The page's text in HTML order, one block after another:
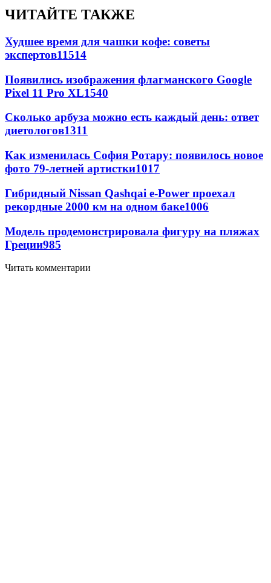
ЧИТАЙТЕ ТАКЖЕ
Худшее время для чашки кофе: советы
экспертов11514
Появились изображения флагманского Google
Pixel 11 Pro XL1540
Сколько арбуза можно есть каждый день: ответ
диетологов1311
Как изменилась София Ротару: появилось новое
фото 79-летней артистки1017
Гибридный Nissan Qashqai e-Power проехал
рекордные 2000 км на одном баке1006
Модель продемонстрировала фигуру на пляжах
Греции985
Читать комментарии